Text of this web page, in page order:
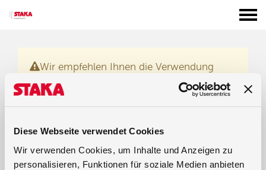
Diese Webseite verwendet Cookies
Wir verwenden Cookies, um Inhalte und Anzeigen zu
personalisieren, Funktionen für soziale Medien anbieten
Wir empfehlen Ihnen die Verwendung
eines Computers oder Tablets. Ein größerer
Bildschirm ist erforderlich, um den